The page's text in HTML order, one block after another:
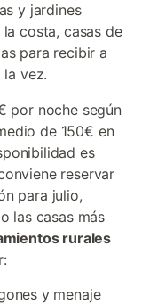
y jardines
costa, casas de
para recibir a
vez.
por noche según
de 150€ en
es
reservar
para julio,
las casas más
rurales
y menaje